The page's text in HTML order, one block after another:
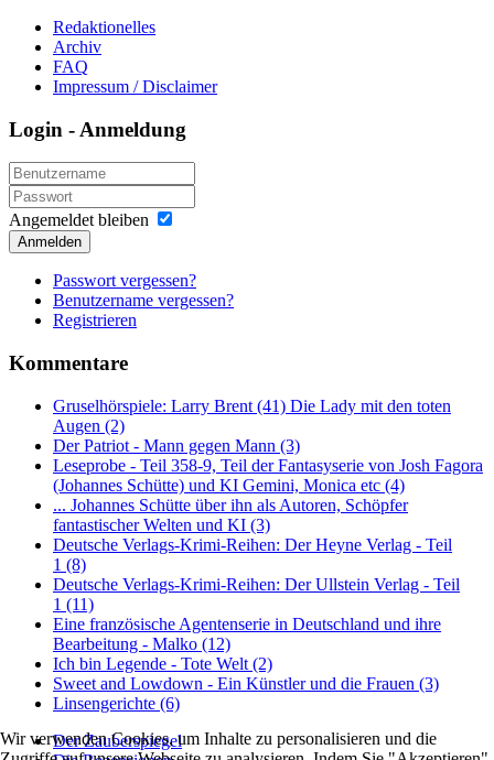
Redaktionelles
Archiv
FAQ
Impressum / Disclaimer
Login - Anmeldung
Angemeldet bleiben
Anmelden
Passwort vergessen?
Benutzername vergessen?
Registrieren
Kommentare
Gruselhörspiele: Larry Brent (41) Die Lady mit den toten
Augen (2)
Der Patriot - Mann gegen Mann (3)
Leseprobe - Teil 358-9, Teil der Fantasyserie von Josh Fagora
(Johannes Schütte) und KI Gemini, Monica etc (4)
... Johannes Schütte über ihn als Autoren, Schöpfer
fantastischer Welten und KI (3)
Deutsche Verlags-Krimi-Reihen: Der Heyne Verlag - Teil
1 (8)
Deutsche Verlags-Krimi-Reihen: Der Ullstein Verlag - Teil
1 (11)
Eine französische Agentenserie in Deutschland und ihre
Bearbeitung - Malko (12)
Ich bin Legende - Tote Welt (2)
Sweet and Lowdown - Ein Künstler und die Frauen (3)
Linsengerichte (6)
Der Zauberspiegel
Wir verwenden Cookies, um Inhalte zu personalisieren und die